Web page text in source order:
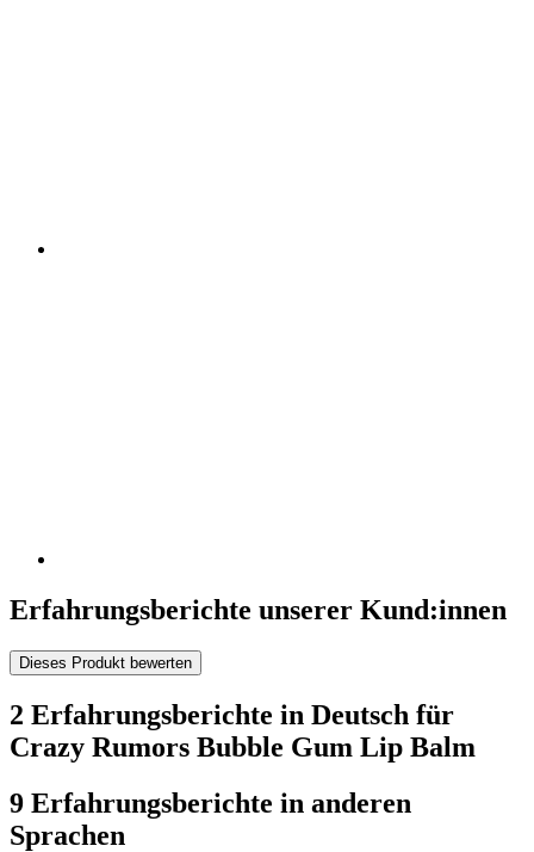
Erfahrungsberichte unserer Kund:innen
Dieses Produkt bewerten
2 Erfahrungsberichte in Deutsch für
Crazy Rumors Bubble Gum Lip Balm
9 Erfahrungsberichte in anderen
Sprachen